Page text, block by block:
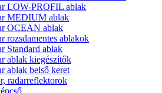
LOW-PROFIL ablak
MEDIUM ablak
OCEAN ablak
rozsdamentes ablakok
Standard ablak
ablak kiegészítők
ablak belső keret
radarreflektorok